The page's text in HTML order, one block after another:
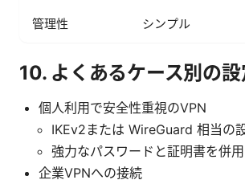
管理性 シンプル
10. よくあるケース別の設
個人利用で安全性重視のVPN
IKEv2または WireGuard 相当の
強力なパスワードと証明書を併用
企業VPNへの接続